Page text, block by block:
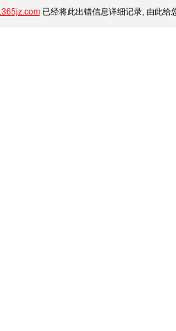
已经将此出错信息详细记录, 由此给